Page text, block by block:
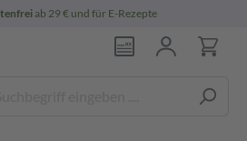
ab 29 € und für E-Rezepte